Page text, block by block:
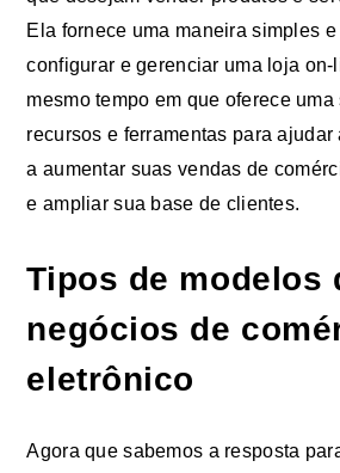
Ela fornece uma maneira simples
configurar e gerenciar uma loja on-
mesmo tempo em que oferece uma
recursos e ferramentas para ajudar
a aumentar suas vendas de
e ampliar sua base de clientes.
Tipos de modelos
negócios de
eletrônico
Agora que sabemos a resposta